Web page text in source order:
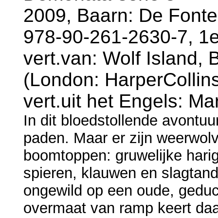
2009, Baarn: De
978-90-261-2630-7,
vert.van: Wolf Island,
(London:
vert.uit het Engels:
In dit bloedstollende
paden. Maar er zijn
boomtoppen: gruwelijke
spieren, klauwen en
ongewild op een oude,
overmaat van ramp keert